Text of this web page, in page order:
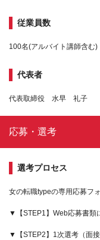
従業員数
100名(アルバイト講師含む)
代表者
代表取締役 水早 礼子
応募・選考
選考プロセス
女の転職typeの専用応募フ
▼【STEP1】Web応募書類
▼【STEP2】1次選考（面